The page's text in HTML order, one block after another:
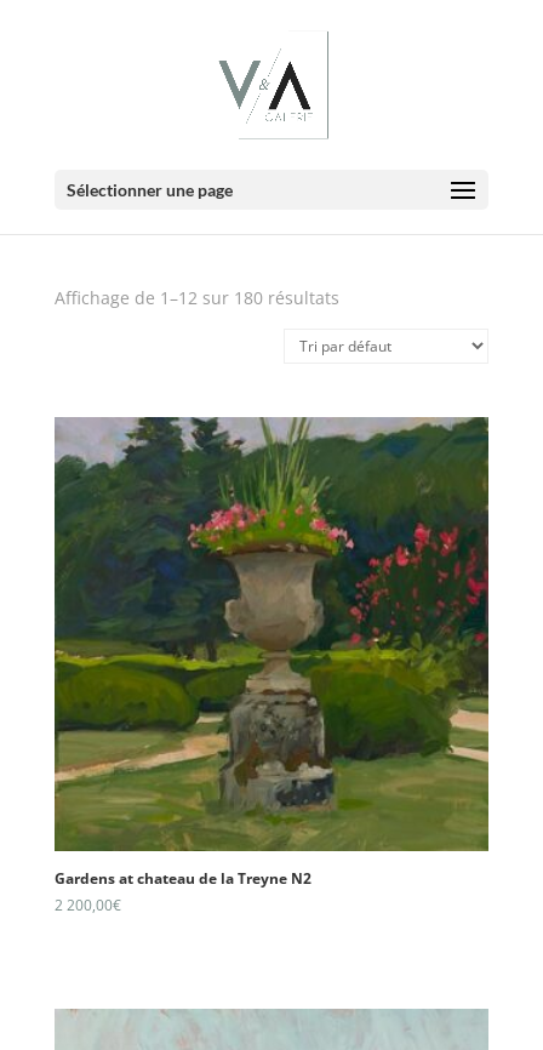
Sélectionner une page
E-Boutique
Affichage de 1–12 sur 180 résultats
Gardens at chateau de la Treyne N2
2 200,00€